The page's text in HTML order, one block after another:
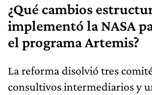
¿Qué cambios
implementó la NASA
el programa Artemis?
La reforma disolvió tres
consultivos intermediarios y